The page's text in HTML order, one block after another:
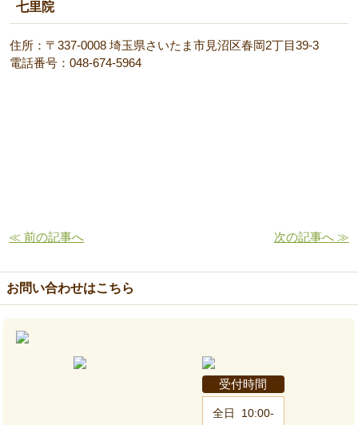
七里院
住所：〒337-0008 埼玉県さいたま市見沼区春岡2丁目39-3
電話番号：048-674-5964
≪ 前の記事へ 次の記事へ ≫
お問い合わせはこちら
受付時間
全日
10:00-